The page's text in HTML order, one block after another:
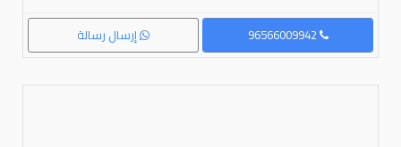
إرسال رسالة 96566009942